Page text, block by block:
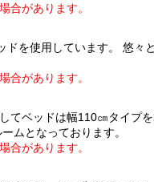
合があります。
ドを使用しています。 悠々
合があります。
てベッドは幅110㎝タイプ
ムとなっております。
合があります。